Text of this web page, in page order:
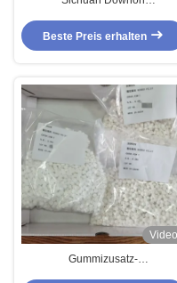
Kautschukzusatzstoffe für FKM
Vorzusatz Fluorelastomer
Beste Preis erhalten
Video
Gummizusatz-